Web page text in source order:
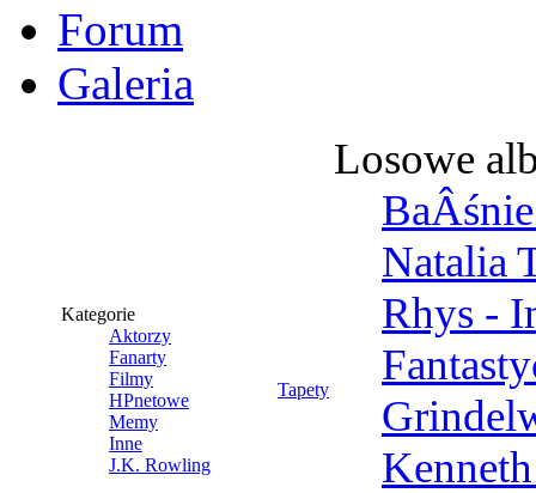
Forum
Galeria
Kategorie
Aktorzy
Fanarty
Filmy
HPnetowe
Memy
Inne
J.K. Rowling
Tapety
Losowe
Natalia
Rhys -